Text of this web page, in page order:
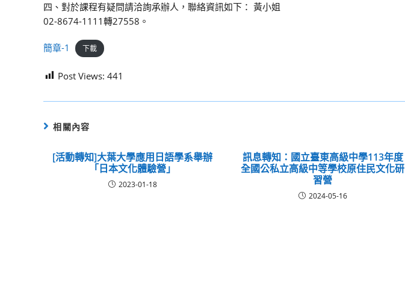
四、對於課程有疑問請洽詢承辦人，聯絡資訊如下： 黃小姐
02-8674-1111轉27558。
簡章-1 下載
Post Views: 441
相關內容
[活動轉知]大葉大學應用日語學系舉辦
「日本文化體驗營」
2023-01-18
訊息轉知：國立臺東高級中學113年度
全國公私立高級中等學校原住民文化研
習營
2024-05-16